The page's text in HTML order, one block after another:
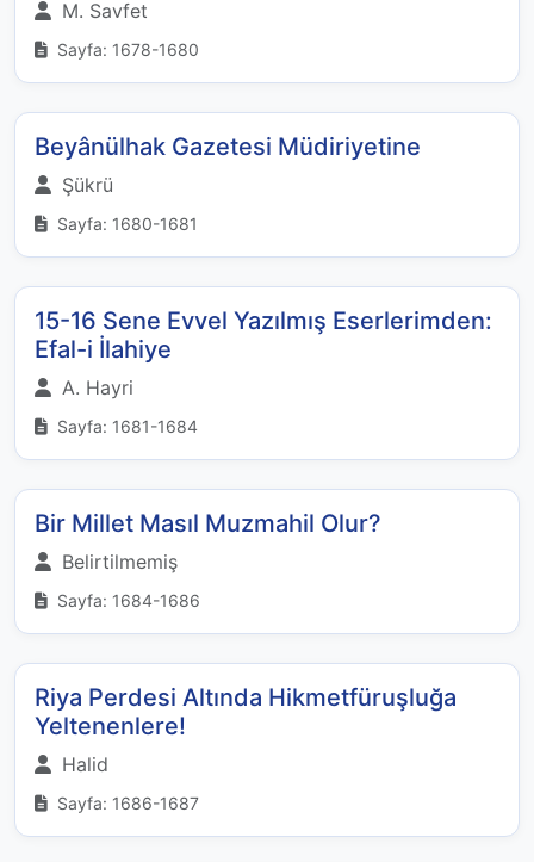
M. Savfet
Sayfa: 1678-1680
Beyânülhak Gazetesi Müdiriyetine
Şükrü
Sayfa: 1680-1681
15-16 Sene Evvel Yazılmış Eserlerimden:
Efal-i İlahiye
A. Hayri
Sayfa: 1681-1684
Bir Millet Masıl Muzmahil Olur?
Belirtilmemiş
Sayfa: 1684-1686
Riya Perdesi Altında Hikmetfüruşluğa
Yeltenenlere!
Halid
Sayfa: 1686-1687